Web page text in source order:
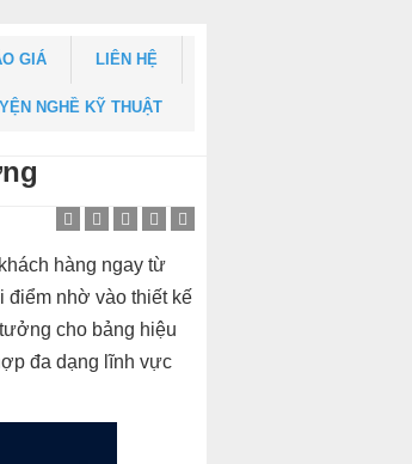
GIÁ LIÊN HỆ
NGHỀ KỸ THUẬT
hàng ngay từ
điểm nhờ vào thiết kế
cho bảng hiệu
đa dạng lĩnh vực